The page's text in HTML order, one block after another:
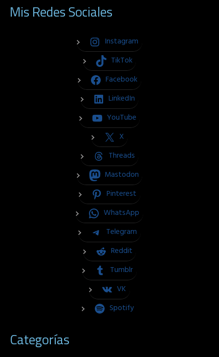
Mis Redes Sociales
Instagram
TikTok
Facebook
LinkedIn
YouTube
X
Threads
Mastodon
Pinterest
WhatsApp
Telegram
Reddit
Tumblr
VK
Spotify
Categorías